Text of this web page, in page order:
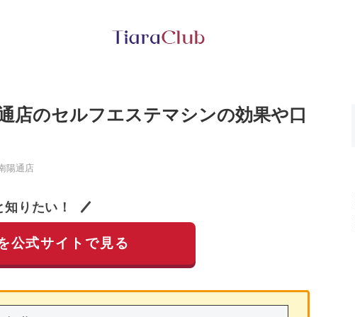
店のセルフエステマシンの効果や口
陽通店
知りたい！
公式サイトで見る